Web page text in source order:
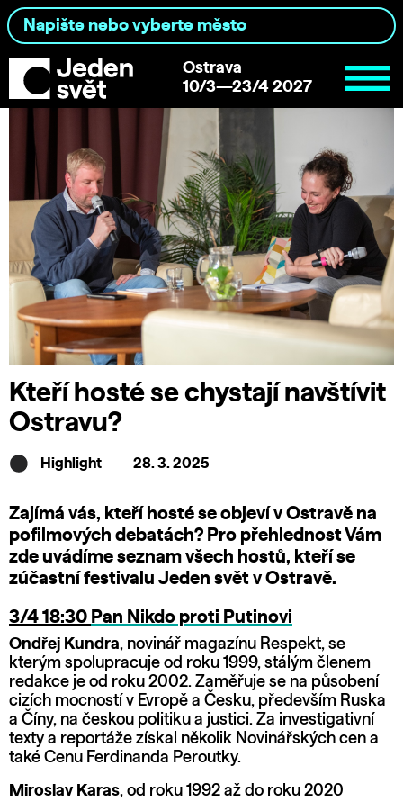
Ostrava
10/3—23/4 2027
Kteří hosté se chystají navštívit
Ostravu?
Highlight 28. 3. 2025
Zajímá vás, kteří hosté se objeví v Ostravě na
pofilmových debatách? Pro přehlednost Vám
zde uvádíme seznam všech hostů, kteří se
zúčastní festivalu Jeden svět v Ostravě.
3/4 18:30 Pan Nikdo proti Putinovi
Ondřej Kundra, novinář magazínu Respekt, se
kterým spolupracuje od roku 1999, stálým členem
redakce je od roku 2002. Zaměřuje se na působení
cizích mocností v Evropě a Česku, především Ruska
a Číny, na českou politiku a justici. Za investigativní
texty a reportáže získal několik Novinářských cen a
také Cenu Ferdinanda Peroutky.
M‍iroslav Karas, od roku 1992 až do roku 2020